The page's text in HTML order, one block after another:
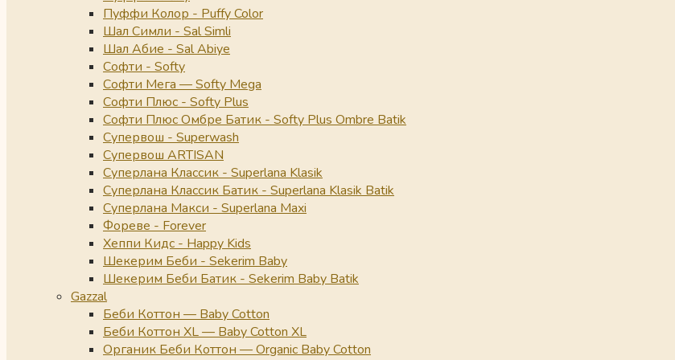
Пуффи Колор - Puffy Color
Шал Симли - Sal Simli
Шал Абие - Sal Abiye
Софти - Softy
Софти Мега — Softy Mega
Софти Плюс - Softy Plus
Софти Плюс Омбре Батик - Softy Plus Ombre Batik
Супервош - Superwash
Супервош ARTISAN
Суперлана Классик - Superlana Klasik
Суперлана Классик Батик - Superlana Klasik Batik
Суперлана Макси - Superlana Maxi
Фореве - Forever
Хеппи Кидс - Happy Kids
Шекерим Беби - Sekerim Baby
Шекерим Беби Батик - Sekerim Baby Batik
Gazzal
Беби Коттон — Baby Cotton
Беби Коттон XL — Baby Cotton XL
Органик Беби Коттон — Organic Baby Cotton